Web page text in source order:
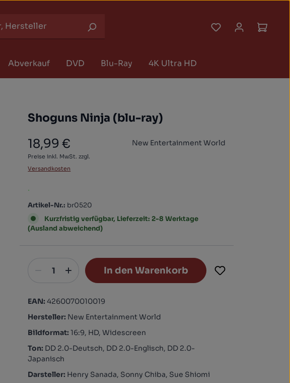
Du hast 0
Abverkauf DVD Blu-Ray 4K Ultra HD
Shoguns Ninja (blu-ray)
Regulärer Preis:
18,99 €
Preise inkl. MwSt. zzgl.
Versandkosten
.
New Entertainment World
Artikel-Nr.: br0520
Kurzfristig verfügbar, Lieferzeit: 2-8 Werktage
(Ausland abweichend)
In den Warenkorb
EAN:4260070010019
Hersteller: New Entertainment World
Bildformat:16:9, HD, Widescreen
Ton: DD 2.0-Deutsch, DD 2.0-Englisch, DD 2.0-
Japanisch
Darsteller: Henry Sanada, Sonny Chiba, Sue Shiomi